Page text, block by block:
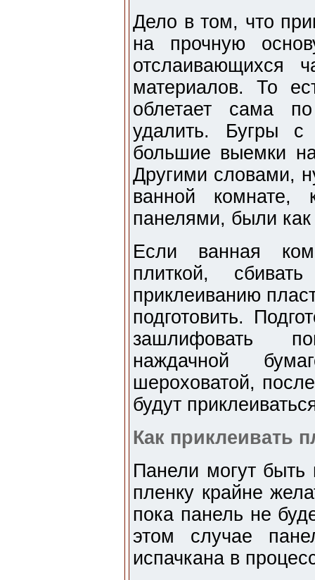
Дело в том, что
на прочную
отслаивающихся
материалов. То
облетает сама
удалить. Бугры с
большие выемки
Другими словами,
ванной комнате,
панелями, были
Если ванная
плиткой,
приклеиванию
подготовить.
зашлифовать
наждачной
шероховатой,
будут
Как приклеивать
Панели могут
пленку крайне
пока панель не
этом случае
испачкана в